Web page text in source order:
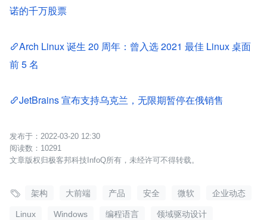
诺的千万股票
Arch Linux 诞生 20 周年：曾入选 2021 最佳 Linux 桌面
前 5 名
JetBrains 宣布支持乌克兰，无限期暂停在俄销售
2022-03-20 12:30
10291
文章版权归极客邦科技InfoQ所有，未经许可不得转载。
 架构 大前端 产品 安全 微软 企业动态
Linux Windows 编程语言 领域驱动设计